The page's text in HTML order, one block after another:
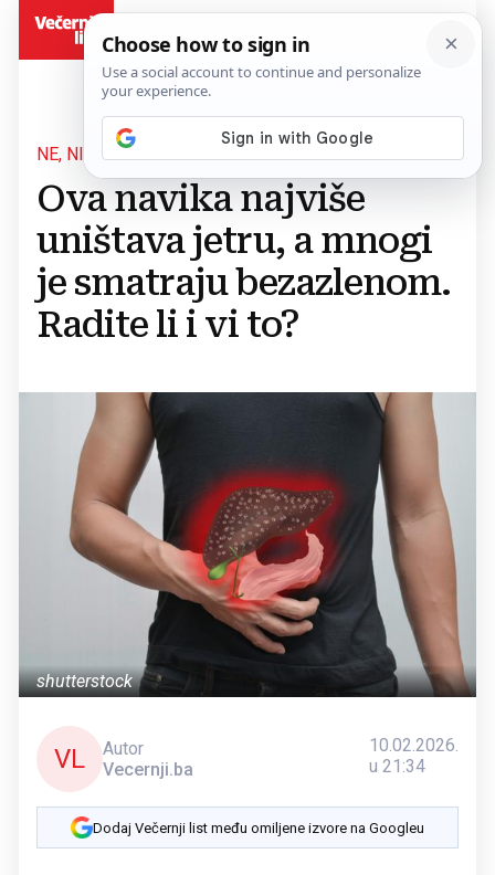
NE, NIJE ALKOHOL
Ova navika najviše
uništava jetru, a mnogi
je smatraju bezazlenom.
Radite li i vi to?
shutterstock
VL
Autor
Vecernji.ba
10.02.2026.
u 21:34
Dodaj Večernji list među omiljene izvore na Googleu